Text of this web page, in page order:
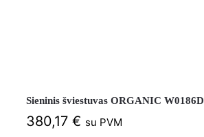
Sieninis šviestuvas ORGANIC W0186D
380,17 € su PVM